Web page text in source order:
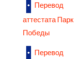
Перевод
аттестата Парк
Победы
Перевод